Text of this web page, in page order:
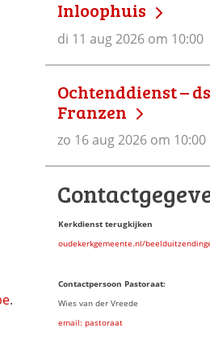
.
Inloophuis
di 11 aug 2026 om 10:00
Ochtenddienst –
Franzen
zo 16 aug 2026 om 10:00
Kerkdienst terugkijken
oudekerkgemeente.nl/
Contactpersoon Pastoraat:
Wies van der Vreede
email: pastoraat